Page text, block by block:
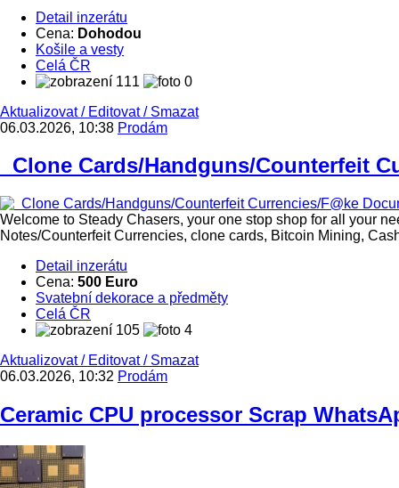
Detail inzerátu
Cena: Dohodou
Košile a vesty
Celá ČR
111
0
Aktualizovat/ Editovat/ Smazat
06.03.2026, 10:38 Prodám
Clone Cards/Handguns/Counterfeit
Welcome to Steady Chasers, your one stop shop for all your
Notes/Counterfeit Currencies, clone cards, Bitcoin Mining,
Detail inzerátu
Cena: 500 Euro
Svatební dekorace a předměty
Celá ČR
105
4
Aktualizovat/ Editovat/ Smazat
06.03.2026, 10:32 Prodám
Ceramic CPU processor Scrap